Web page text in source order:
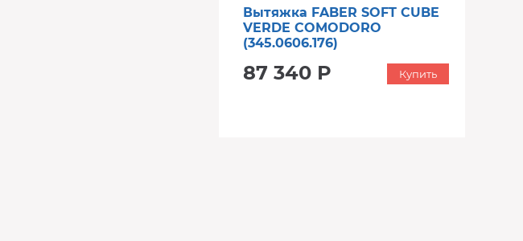
Вытяжка FABER SOFT CUBE
VERDE COMODORO
(345.0606.176)
87 340 Р Купить